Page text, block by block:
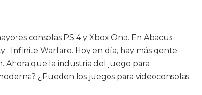
consolas PS 4 y Xbox One. En Abacus
Infinite Warfare. Hoy en día, hay más gente
Ahora que la industria del juego para
¿Pueden los juegos para videoconsolas